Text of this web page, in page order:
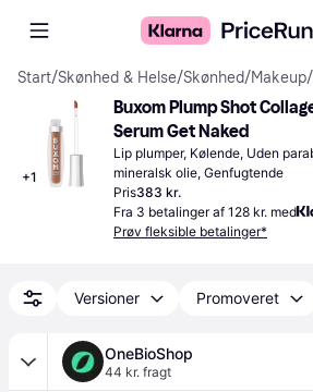
Start/Skønhed & Helse/Skønhed/Makeup/
+1
Buxom Plump Shot
Serum Get Naked
Lip plumper, Kølende, Uden
mineralsk olie, Genfugtende
Pris383 kr.
Fra 3 betalinger af 128 kr. med
Prøv fleksible betalinger*
Versioner Promoveret
OneBioShop
44 kr. fragt